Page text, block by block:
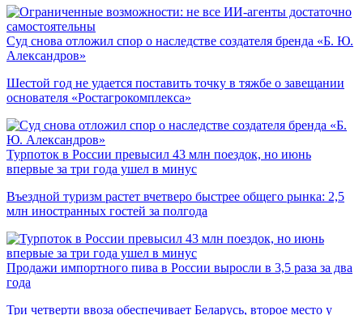
Суд снова отложил спор о наследстве создателя бренда «Б. Ю.
Александров»
Шестой год не удается поставить точку в тяжбе о завещании
основателя «Ростагрокомплекса»
Турпоток в России превысил 43 млн поездок, но июнь
впервые за три года ушел в минус
Въездной туризм растет вчетверо быстрее общего рынка: 2,5
млн иностранных гостей за полгода
Продажи импортного пива в России выросли в 3,5 раза за два
года
Три четверти ввоза обеспечивает Беларусь, второе место у